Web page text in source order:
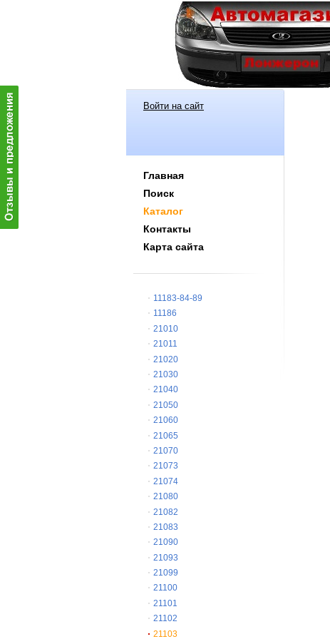
Войти на сайт
Главная
Поиск
Каталог
Контакты
Карта сайта
11183-84-89
11186
21010
21011
21020
21030
21040
21050
21060
21065
21070
21073
21074
21080
21082
21083
21090
21093
21099
21100
21101
21102
21103